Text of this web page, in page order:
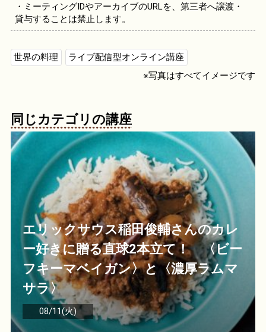
・ミーティングIDやアーカイブのURLを、第三者へ譲渡・
貸与することは禁止します。
世界の料理
ライブ配信型オンライン講座
※写真はすべてイメージです
同じカテゴリの講座
エリックサウス稲田俊輔さんのカレ
ー好きに贈る直球2本立て！ 〈ビー
フキーマベイガン〉と〈濃厚ラムマ
サラ〉
08/11(火)